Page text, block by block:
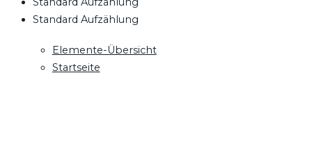
Standard Aufzählung
Elemente-Übersicht
Startseite